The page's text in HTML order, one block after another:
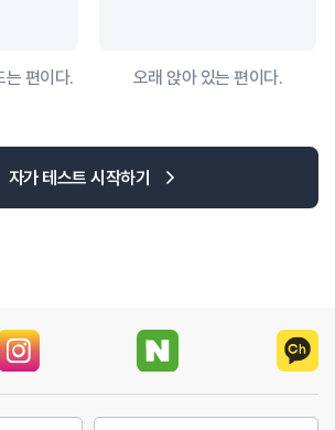
는 편이다. 오래 앉아 있는 편이다.
자가 테스트 시작하기